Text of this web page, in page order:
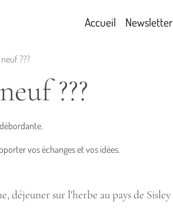
Accueil Newsletter
???
???
vos échanges et vos idées.
déjeuner sur l'herbe au pays de Sisley